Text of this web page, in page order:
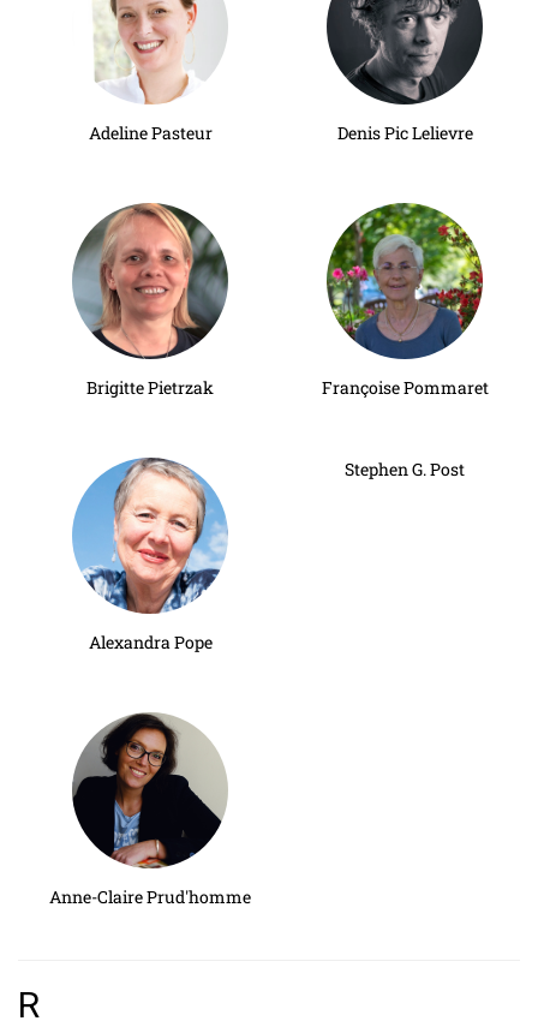
Adeline Pasteur Denis Pic Lelievre
Brigitte Pietrzak Françoise Pommaret
Alexandra Pope
Stephen G. Post
Anne-Claire Prud'homme
R